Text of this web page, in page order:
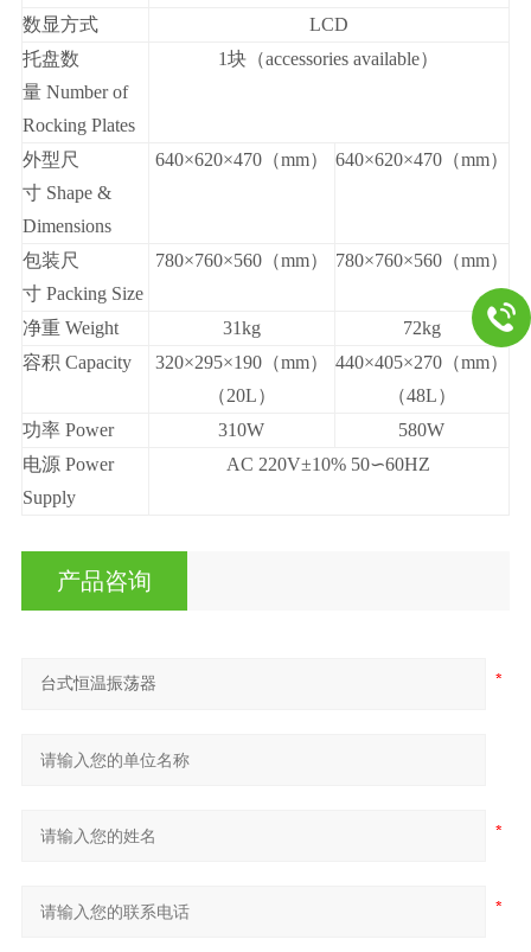
数显方式
LCD
托盘数
量Number of
Rocking Plates
1块（accessories available）
外型尺
寸 Shape &
Dimensions
640×620×470（mm） 640×620×470（mm）
包装尺
寸 Packing Size
780×760×560（mm） 780×760×560（mm）
净重 Weight 31kg
72kg
容积 Capacity
320×295×190（mm）
（20L）
440×405×270（mm）
（48L）
功率 Power
310W
580W
电源Power
Supply
AC 220V±10% 50∽60HZ
产品咨询